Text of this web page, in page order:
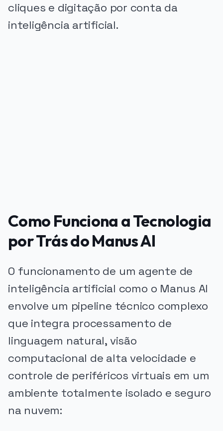
cliques e digitação por conta da
inteligência artificial.
Como Funciona a Tecnologia
por Trás do Manus AI
O funcionamento de um agente de
inteligência artificial como o Manus AI
envolve um pipeline técnico complexo
que integra processamento de
linguagem natural, visão
computacional de alta velocidade e
controle de periféricos virtuais em um
ambiente totalmente isolado e seguro
na nuvem: